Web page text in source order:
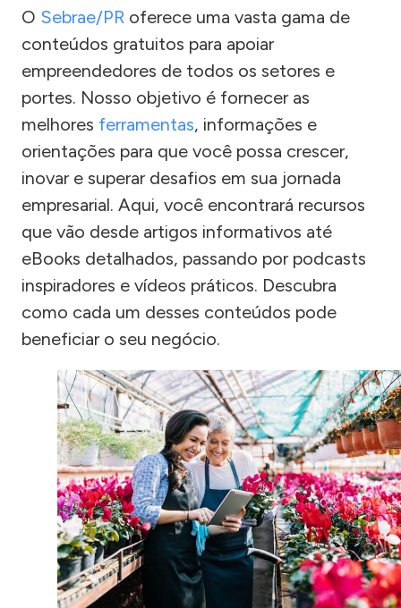
O Sebrae/PR oferece uma vasta gama de
conteúdos gratuitos para apoiar
empreendedores de todos os setores e
portes. Nosso objetivo é fornecer as
melhores ferramentas, informações e
orientações para que você possa crescer,
inovar e superar desafios em sua jornada
empresarial. Aqui, você encontrará recursos
que vão desde artigos informativos até
eBooks detalhados, passando por podcasts
inspiradores e vídeos práticos. Descubra
como cada um desses conteúdos pode
beneficiar o seu negócio.